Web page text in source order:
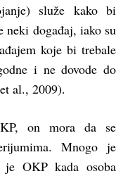
služe kako bi
neki događaj, iako su
koje bi trebale
i ne dovode do
al., 2009).
on mora da se
Mnogo je
OKP kada osoba